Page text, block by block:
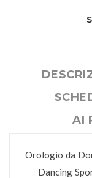
AI
Orologio da
Dancing